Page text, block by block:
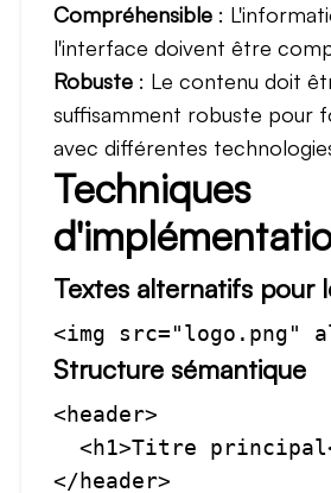
Compréhensible :
l'interface doivent être
Robuste : Le contenu doit
suffisamment robuste pour
avec différentes
Techniques
Textes alternatifs pour
Structure sémantique
<header>
<h1>Titre
</header>